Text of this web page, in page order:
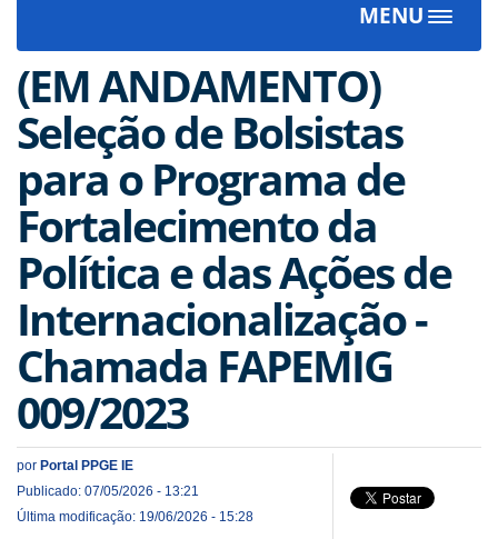
MENU
Toggle
(EM ANDAMENTO)
Seleção de Bolsistas
para o Programa de
Fortalecimento da
Política e das Ações de
Internacionalização -
Chamada FAPEMIG
009/2023
por Portal PPGE IE
Publicado: 07/05/2026 - 13:21
Última modificação: 19/06/2026 - 15:28